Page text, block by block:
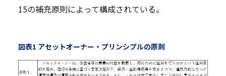
15の補充原則によって構成されている。
図表1 アセットオーナー・プリンシプルの原則